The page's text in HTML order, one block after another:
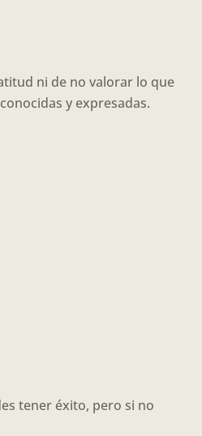
ni de no valorar lo que
y expresadas.
tener éxito, pero si no